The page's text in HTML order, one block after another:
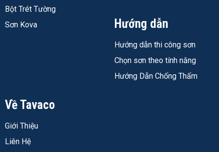
Sử dụng trong điều kiện ngâm nước (chịu được nhiệt
độ ngâm liên tục 50°C, đỉnh 60°C)
Làm lớp trung gian giữa sơn lót kẽm (zinc primer) và
vàđỏ. Màu xám dùng khi
cần nền đồng đều dưới lớp phủ màu nhạt. Màu đỏ dễ
Thông Số Kỹ Thuật Jotun Penguard Primer
Thông số
Bột Trét Tường
Sơn Kova
Hướng dẫn
Hướng dẫn thi công sơn
Chọn sơn theo tính năng
Hướng Dẫn Chống Thấm
Về Tavaco
Giới Thiệu
Liên Hệ